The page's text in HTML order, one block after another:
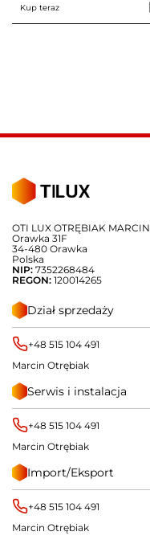
Kup teraz
OTI LUX OTRĘBIAK MARCIN
Orawka 31F
34-480 Orawka
Polska
NIP: 7352268484
REGON: 120014265
Dział sprzedaży
+48 515 104 491
Marcin Otrębiak
Serwis i instalacja
+48 515 104 491
Marcin Otrębiak
Import/Eksport
+48 515 104 491
Marcin Otrębiak